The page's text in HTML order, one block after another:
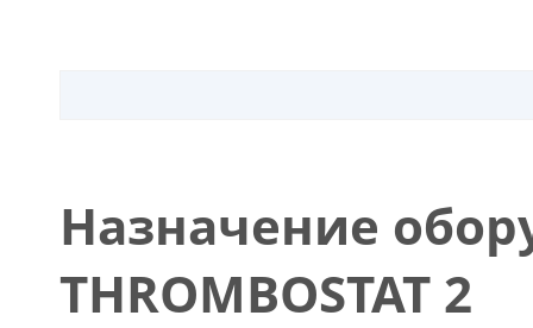
Назначение
THROMBOSTAT 2